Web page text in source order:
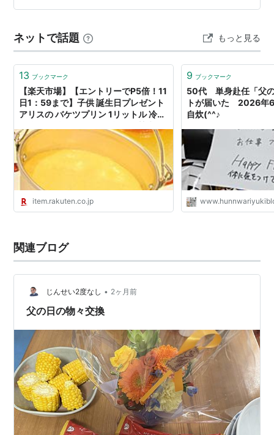
て欲しいです📣
ネットで話題 もっと見る
13 ブックマーク
【楽天市場】【エントリーでP5倍！11
日1：59まで】子供 誕生日プレゼント
アリスの バケツプリン 1リットル 冷凍
イーツ 60代 70代 50代 父親 男性 父の
日ギフト2026 誕生日ケーキ かわいい
誕生日ギフト スイーツギフト プリン
ぷりん P：釜庄 楽しい食の店【本館】
item.rakuten.co.jp
9 ブックマーク
50代 単身赴任「父
トが届いた 2026
自炊(^^♪
関連ブログ
じんせい2度なし • 2ヶ月前
父の日の物々交換